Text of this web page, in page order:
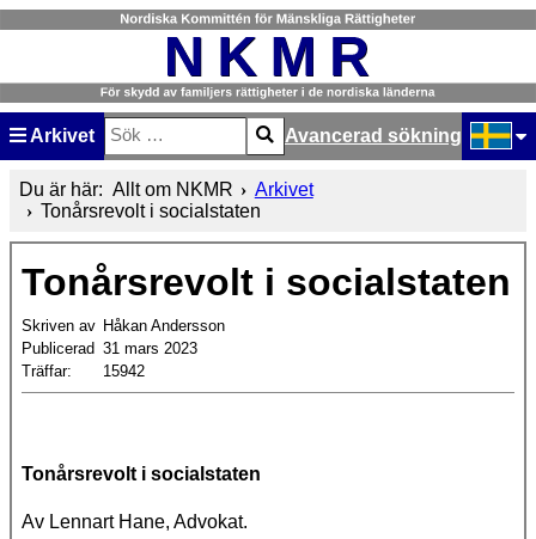
Arkivet
Sök
Type 2 or more characters for results.
Avancerad sökning
Du är här: Allt om NKMR
Arkivet
Tonårsrevolt i socialstaten
Tonårsrevolt i socialstaten
Skriven av Håkan Andersson
Publicerad 31 mars 2023
Träffar:
15942
Tonårsrevolt i socialstaten
Av Lennart Hane, Advokat.